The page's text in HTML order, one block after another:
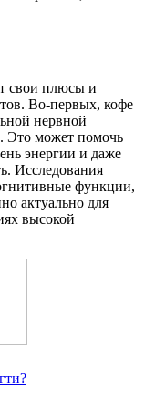
свои плюсы и
Во-первых, кофе
нервной
Это может помочь
энергии и даже
Исследования
функции,
актуально для
высокой